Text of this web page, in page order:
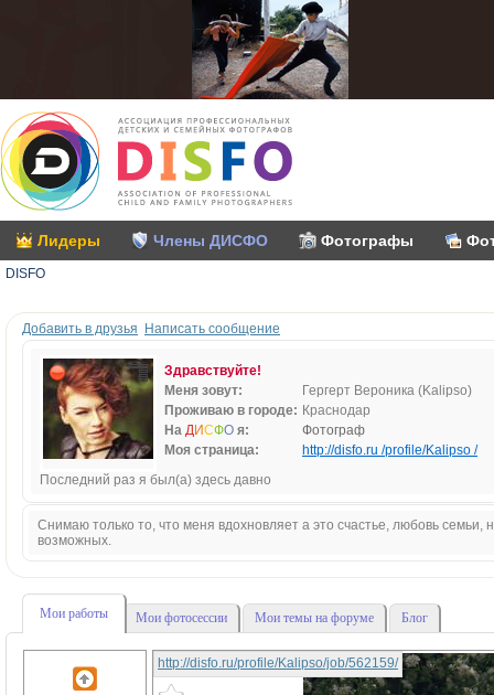
Лидеры Члены ДИСФО Фотографы
DISFO
Добавить в друзья Написать сообщение
Здравствуйте!
Меня зовут:
Гергерт Вероника (Kalipso)
Проживаю в городе: Краснодар
На ДИСФО я:
Фотограф
Моя страница:
http://disfo.ru /profile/Kalipso /
Последний раз я был(а) здесь давно
Снимаю только то, что меня вдохновляет а это счастье, любовь
возможных.
Мои работы Мои фотосессии Мои темы на форуме Блог
http://disfo.ru/profile/Kalipso/job/562159/